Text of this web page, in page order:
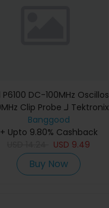
100MHz Clip Probe لـ Tektronix
Banggood
+ Upto 9.80% Cashback
USD 9.49
Buy Now